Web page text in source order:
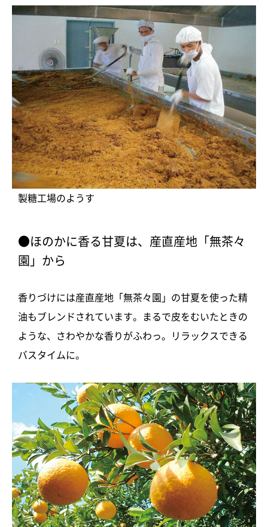
製糖工場のようす
●ほのかに香る甘夏は、産直産地「無茶々
園」から
香りづけには産直産地「無茶々園」の甘夏を使った精
油もブレンドされています。まるで皮をむいたときの
ような、さわやかな香りがふわっ。リラックスできる
バスタイムに。